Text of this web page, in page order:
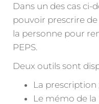
Dans un des cas ci-
pouvoir prescrire
la personne pour
PEPS.
Deux outils sont
La prescription
Le mémo de la